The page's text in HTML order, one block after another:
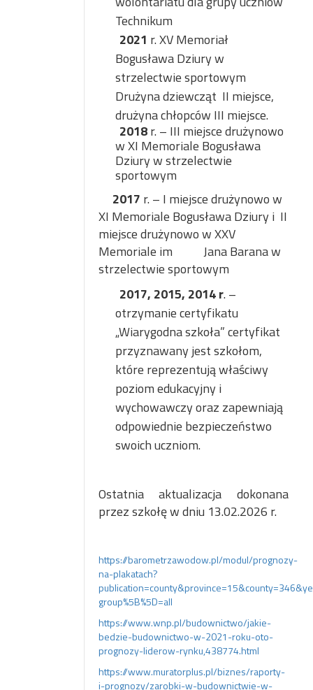
Technikum
2021 r. XV Memoriał
Bogusława Dziury w
strzelectwie sportowym
Drużyna dziewcząt II miejsce,
drużyna chłopców III miejsce.
2018r. – III miejsce drużynowo
w XI Memoriale Bogusława
Dziury w strzelectwie
sportowym
2017 r. – I miejsce drużynowo w
XI Memoriale Bogusława Dziury i II
miejsce drużynowo w XXV
Memoriale im Jana Barana w
strzelectwie sportowym
2017, 2015, 2014 r. –
otrzymanie certyfikatu
„Wiarygodna szkoła” certyfikat
przyznawany jest szkołom,
które reprezentują właściwy
poziom edukacyjny i
wychowawczy oraz zapewniają
odpowiednie bezpieczeństwo
swoich uczniom.
Ostatnia aktualizacja dokonana
przez szkołę w dniu 13.02.2026 r.
https://barometrzawodow.pl/modul/prognozy-
na-plakatach?
group%5B%5D=all
https://www.wnp.pl/budownictwo/jakie-
bedzie-budownictwo-w-2021-roku-oto-
prognozy-liderow-rynku,438774.html
https://www.muratorplus.pl/biznes/raporty-
i-prognozy/zarobki-w-budownictwie-w-